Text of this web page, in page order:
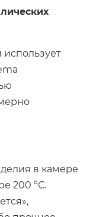
использует
в камере
200 °С.